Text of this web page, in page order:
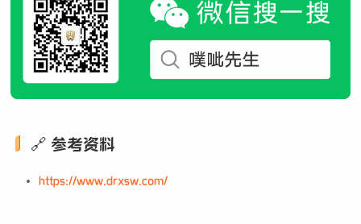
🔗 参考资料
https://www.drxsw.com/